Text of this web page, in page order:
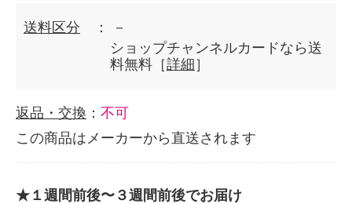
送料区分 ： －
ショップチャンネルカードなら送
料無料［詳細 ］
返品・交換 ： 不可
この商品はメーカーから直送されます
★１週間前後〜３週間前後でお届け